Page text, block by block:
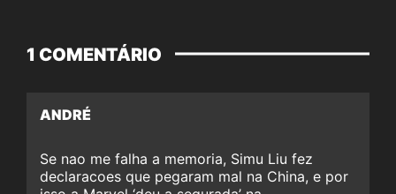
1 COMENTÁRIO
ANDRÉ
Se nao me falha a memoria, Simu Liu fez
declaracoes que pegaram mal na China, e por